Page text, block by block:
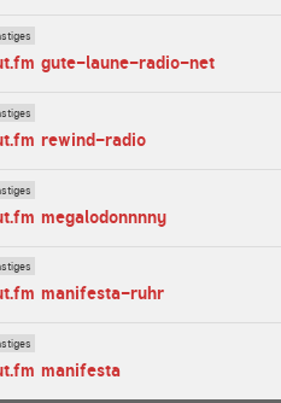
gute-laune-radio-net
rewind-radio
megalodonnnny
manifesta-ruhr
manifesta